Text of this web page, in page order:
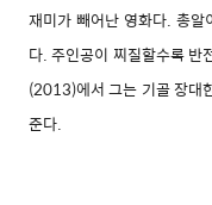
재미가 빼어난 영화다. 총
다. 주인공이 찌질할수록 반
(2013)에서 그는 기골 장대
준다.